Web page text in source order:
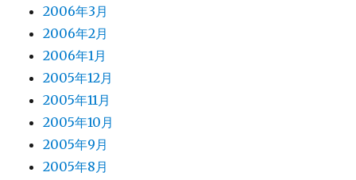
2006年3月
2006年2月
2006年1月
2005年12月
2005年11月
2005年10月
2005年9月
2005年8月